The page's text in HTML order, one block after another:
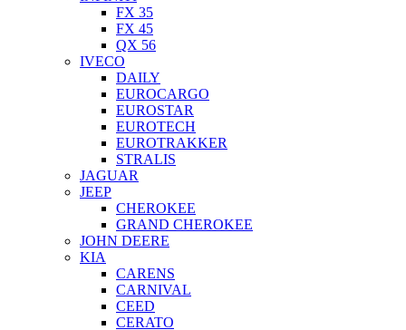
FX 35
FX 45
QX 56
IVECO
DAILY
EUROCARGO
EUROSTAR
EUROTECH
EUROTRAKKER
STRALIS
JAGUAR
JEEP
CHEROKEE
GRAND CHEROKEE
JOHN DEERE
KIA
CARENS
CARNIVAL
CEED
CERATO